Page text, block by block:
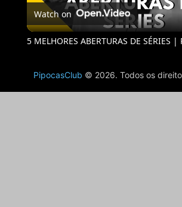
Video
Watch on
5 MELHORES ABERTURAS DE SÉRIES
PipocasClub © 2026. Todos os